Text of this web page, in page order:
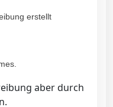
erstellt
aber durch